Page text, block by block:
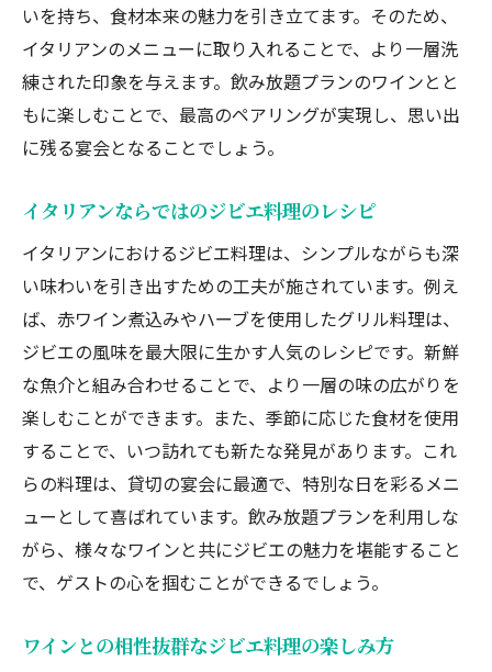
いを持ち、食材本来の魅力を引き立てます。そのため、
イタリアンのメニューに取り入れることで、より一層洗
練された印象を与えます。飲み放題プランのワインとと
もに楽しむことで、最高のペアリングが実現し、思い出
に残る宴会となることでしょう。
イタリアンならではのジビエ料理のレシピ
イタリアンにおけるジビエ料理は、シンプルながらも深
い味わいを引き出すための工夫が施されています。例え
ば、赤ワイン煮込みやハーブを使用したグリル料理は、
ジビエの風味を最大限に生かす人気のレシピです。新鮮
な魚介と組み合わせることで、より一層の味の広がりを
楽しむことができます。また、季節に応じた食材を使用
することで、いつ訪れても新たな発見があります。これ
らの料理は、貸切の宴会に最適で、特別な日を彩るメニ
ューとして喜ばれています。飲み放題プランを利用しな
がら、様々なワインと共にジビエの魅力を堪能すること
で、ゲストの心を掴むことができるでしょう。
ワインとの相性抜群なジビエ料理の楽しみ方